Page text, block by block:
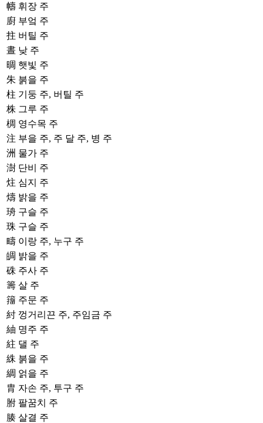
幬 휘장 주
廚 부엌 주
拄 버틸 주
晝 낮 주
晭 햇빛 주
朱 붉을 주
柱 기둥 주, 버틸 주
株 그루 주
椆 영수목 주
注 부을 주, 주 달 주, 병 주
洲 물가 주
澍 단비 주
炷 심지 주
燽 밝을 주
珘 구슬 주
珠 구슬 주
疇 이랑 주, 누구 주
皗 밝을 주
硃 주사 주
籌 살 주
籒 주문 주
紂 껑거리끈 주, 주임금 주
紬 명주 주
紸 댈 주
絑 붉을 주
綢 얽을 주
胄 자손 주, 투구 주
胕 팔꿈치 주
腠 살결 주